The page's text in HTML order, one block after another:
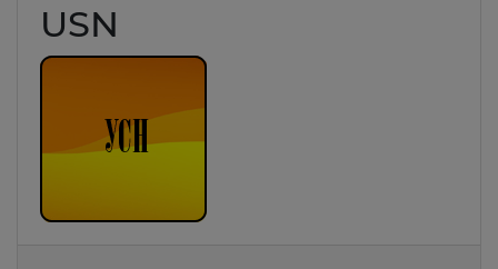
USN